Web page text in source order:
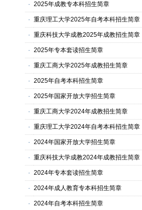
· 2025年成教专本科招生简章
· 重庆理工大学2025年自考本科招生简章
· 重庆科技大学成教2025年成教招生简章
· 2025年专本套读招生简章
· 重庆工商大学2025年成教招生简章
· 2025年自考本科招生简章
· 2025年国家开放大学招生简章
· 重庆工商大学2024年成教招生简章
· 重庆理工大学2024年自考本科招生简章
· 2024年国家开放大学招生简章
· 重庆科技大学成教2024年成教招生简章
· 2024年专本套读招生简章
· 2024年成人教育专本科招生简章
· 2024年自考本科招生简章